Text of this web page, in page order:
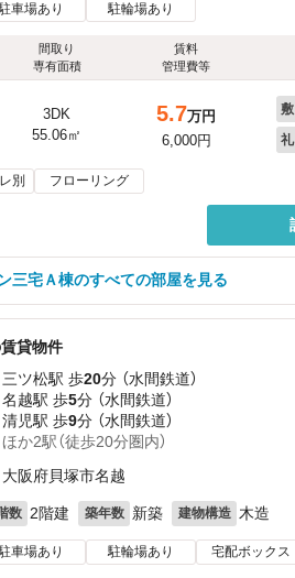
車場あり 駐輪場あり
間取り
専有面積
賃料
管理費等
3DK
55.06㎡
5.7万円
6,000円
敷
礼
別 フローリング
三宅Ａ棟のすべての部屋を見る
貸物件
三ツ松駅 歩20分 （水間鉄道）
名越駅 歩5分 （水間鉄道）
清児駅 歩9分 （水間鉄道）
ほか2駅（徒歩20分圏内）
大阪府貝塚市名越
数 2階建 築年数 新築 建物構造 木造
車場あり 駐輪場あり 宅配ボックス